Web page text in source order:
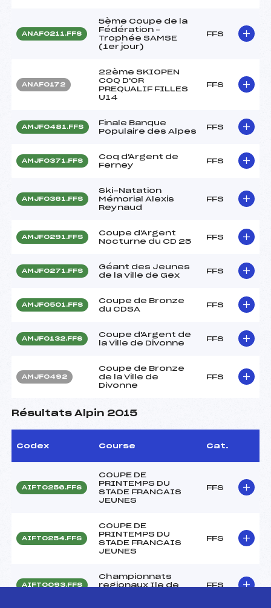
ANAF0211.FFS
5ème Coupe de la
Fédération –
Trophée SAMSE
(1er jour)
FFS
ANAF0172
22ème SKIOPEN
COQ D'OR
PREQUALIF FILLES
U14
FFS
AMJF0481.FFS
Finale Banque
Populaire des Alpes
FFS
AMJF0371.FFS
Coq d'Argent de
Ferney
FFS
AMJF0361.FFS
Ski-Natation
Mémorial Alexis
Reynaud
FFS
AMJF0291.FFS
Coupe d'Argent
Nocturne du CD 25
FFS
AMJF0271.FFS
Géant des Jeunes
de la Ville de Gex
FFS
AMJF0501.FFS
Coupe de Bronze
du CDSA
FFS
AMJF0132.FFS
Coupe d'Argent de
la Ville de Divonne
FFS
AMJF0492
Coupe de Bronze
de la Ville de
Divonne
FFS
Résultats Alpin 2015
Codex Course Cat.
AIFT0256.FFS
COUPE DE
PRINTEMPS DU
STADE FRANCAIS
JEUNES
FFS
AIFT0254.FFS
COUPE DE
PRINTEMPS DU
STADE FRANCAIS
JEUNES
FFS
AIFT0093.FFS
Championnats
regionaux Ile de
FFS